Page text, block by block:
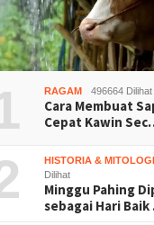
Buruh Bangunan Sepi,
Banting Stir Tanam
Untung Rp40 Juta
Panen
RAGAM 496664 Dilihat
Cara Membuat
Cepat Kawin
HISTORIA & MITOLOGI
Dilihat
Minggu Pahing
sebagai Hari